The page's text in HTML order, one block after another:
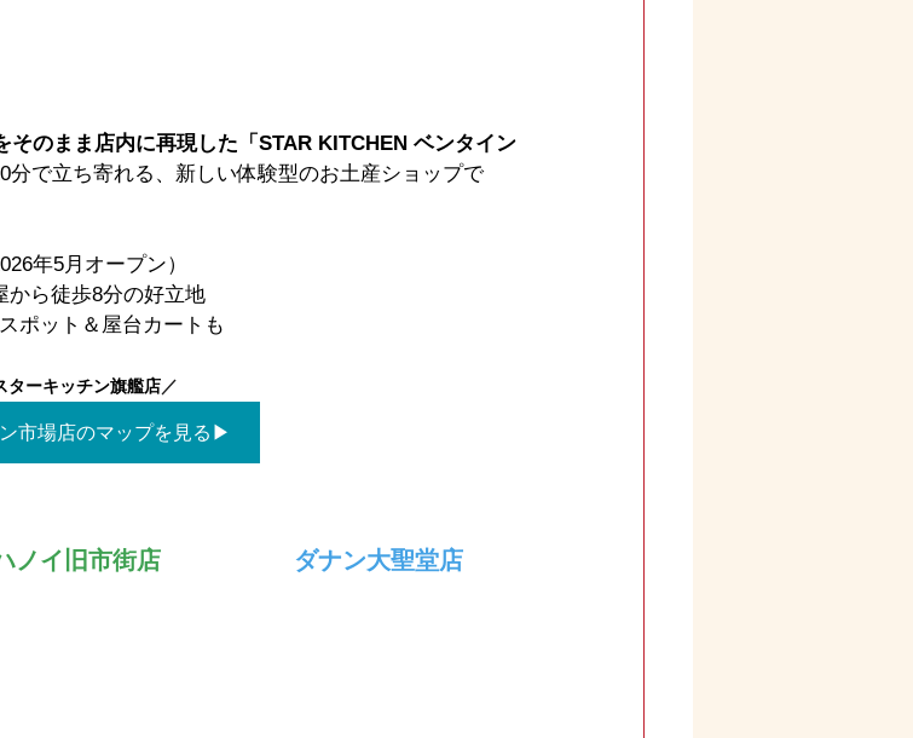
のまま店内に再現した「STAR KITCHEN ベンタイン
分で立ち寄れる、新しい体験型のお土産ショップで
年5月オープン）
から徒歩8分の好立地
ポット＆屋台カートも
ターキッチン旗艦店／
市場店のマップを見る▶
ノイ旧市街店 ダナン大聖堂店